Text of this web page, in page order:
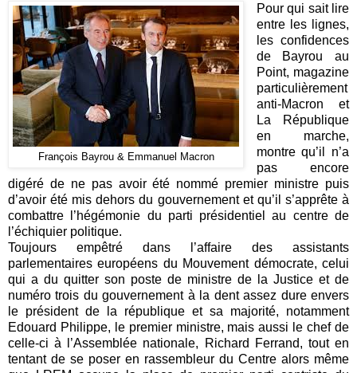
François Bayrou & Emmanuel Macron
Pour qui sait lire
entre les lignes,
les confidences
de Bayrou au
Point, magazine
particulièrement
anti-Macron et
La République
en marche,
montre qu’il n’a
pas encore
digéré de ne pas avoir été nommé premier ministre puis
d’avoir été mis dehors du gouvernement et qu’il s’apprête à
combattre l’hégémonie du parti présidentiel au centre de
l’échiquier politique.
Toujours empêtré dans l’affaire des assistants
parlementaires européens du Mouvement démocrate, celui
qui a du quitter son poste de ministre de la Justice et de
numéro trois du gouvernement à la dent assez dure envers
le président de la république et sa majorité, notamment
Edouard Philippe, le premier ministre, mais aussi le chef de
celle-ci à l’Assemblée nationale, Richard Ferrand, tout en
tentant de se poser en rassembleur du Centre alors même